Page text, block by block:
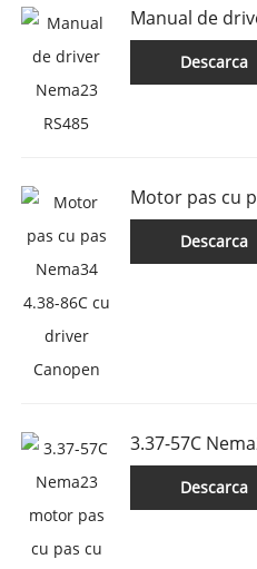
Manual de
Descarca
Motor pas cu
driver
Descarca
3.37-57C
manual
Descarca